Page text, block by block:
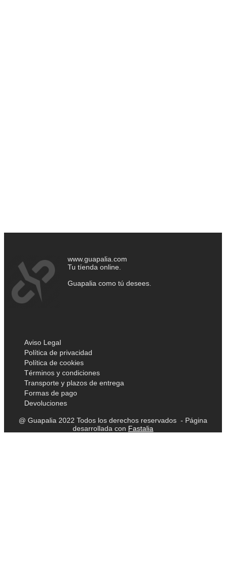
www.guapalia.com
Tu tíenda online.
Guapalia como tú desees.
Aviso Legal
Política de privacidad
Política de cookies
Términos y condiciones
Transporte y plazos de entrega
Formas de pago
Devoluciones
@ Guapalia 2022 Todos los derechos reservados - Página
desarrollada con Fastalia